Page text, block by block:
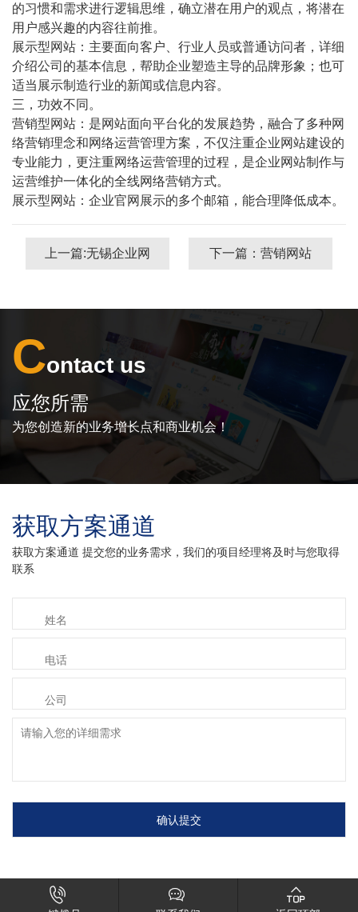
的习惯和需求进行逻辑思维，确立潜在用户的观点，将潜在
用户感兴趣的内容往前推。
展示型网站：主要面向客户、行业人员或普通访问者，详细
介绍公司的基本信息，帮助企业塑造主导的品牌形象；也可
适当展示制造行业的新闻或信息内容。
三，功效不同。
营销型网站：是网站面向平台化的发展趋势，融合了多种网
络营销理念和网络运营管理方案，不仅注重企业网站建设的
专业能力，更注重网络运营管理的过程，是企业网站制作与
运营维护一体化的全线网络营销方式。
展示型网站：企业官网展示的多个邮箱，能合理降低成本。
上一篇:无锡企业网 下一篇：营销网站
Contact us
应您所需
为您创造新的业务增长点和商业机会！
获取方案通道
获取方案通道 提交您的业务需求，我们的项目经理将及时与您取得
联系
  
及相关资源来源互联网，如有侵权请速告知，我们将会在24